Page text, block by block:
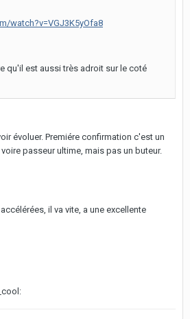
watch?v=VGJ3K5yOfa8
qu'il est aussi très adroit sur le coté
évoluer. Premiére confirmation c'est un
passeur ultime, mais pas un buteur.
il va vite, a une excellente